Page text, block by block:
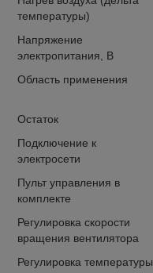
температуры)
Напряжение
электропитания, В
Область применения
Остаток
Подключение к
электросети
Пульт управления в
комплекте
Регулировка скорости
вращения вентилятора
Регулировка температуры